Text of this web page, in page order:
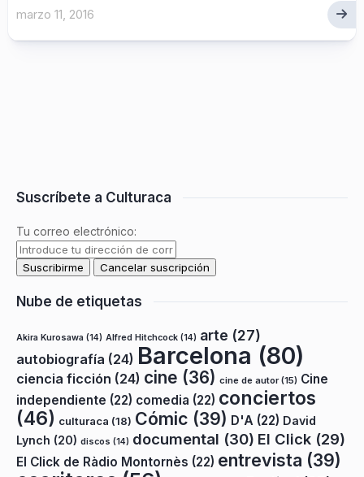
marzo 11, 2016
Suscríbete a Culturaca
Tu correo electrónico:
Nube de etiquetas
Akira Kurosawa (14) Alfred Hitchcock (14) arte (27)
autobiografía (24) Barcelona (80)
ciencia ficción (24) cine (36) cine de autor(15) Cine
independiente (22) comedia (22) conciertos
(46) culturaca (18) Cómic (39) D'A (22) David
Lynch (20) discos (14) documental (30) El Click (29)
El Click de Ràdio Montornès (22) entrevista (39)